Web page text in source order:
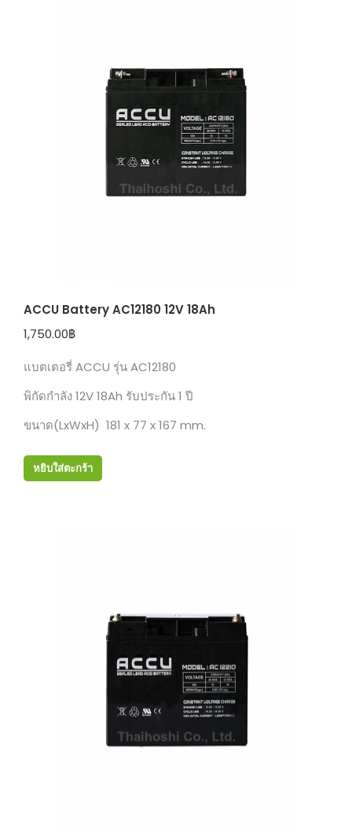
ACCU Battery AC12180 12V 18Ah
1,750.00฿
แบตเตอรี่ ACCU รุ่น AC12180
พิกัดกำลัง 12V 18Ah รับประกัน 1 ปี
ขนาด(LxWxH) 181 x 77 x 167 mm.
หยิบใส่ตะกร้า